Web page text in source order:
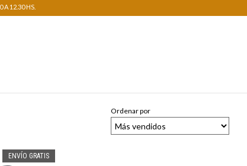
A 12.30 HS.
Ordenar por
ENVÍO GRATIS